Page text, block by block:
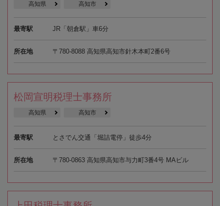
高知県 高知市
最寄駅 JR「朝倉駅」車6分
所在地 〒780-8088 高知県高知市針木本町2番6号
松岡宣明税理士事務所
高知県 高知市
最寄駅 とさでん交通「堀詰電停」徒歩4分
所在地 〒780-0863 高知県高知市与力町3番4号 MAビル